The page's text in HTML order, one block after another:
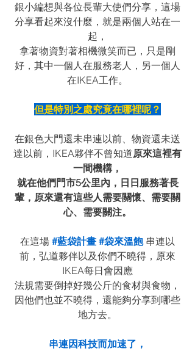
銀小編想與各位長輩大使們分享，這場
分享看起來沒什麼，就是兩個人站在一
起，
拿著物資對著相機微笑而已，只是剛
好，其中一個人在服務老人，另一個人
在IKEA工作。
但是特別之處究竟在哪裡呢？
在銀色大門還未串連以前、物資還未送
達以前，IKEA夥伴不曾知道原來這裡有
一間機構，
就在他們門市5公里內，日日服務著長
輩，原來還有這些人需要關懷、需要關
心、需要關注。
在這場 #藍袋計畫 #袋來溫飽 串連以
前，弘道夥伴以及你們不曉得，原來
IKEA每日會因應
法規需要倒掉好幾公斤的食材與食物，
因他們也並不曉得，還能夠分享到哪些
地方去。
串連因科技而加速了，